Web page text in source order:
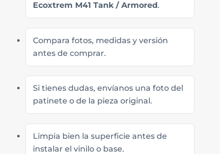
Ecoxtrem M41 Tank / Armored.
Compara fotos, medidas y versión
antes de comprar.
Si tienes dudas, envíanos una foto del
patinete o de la pieza original.
Limpia bien la superficie antes de
instalar el vinilo o base.